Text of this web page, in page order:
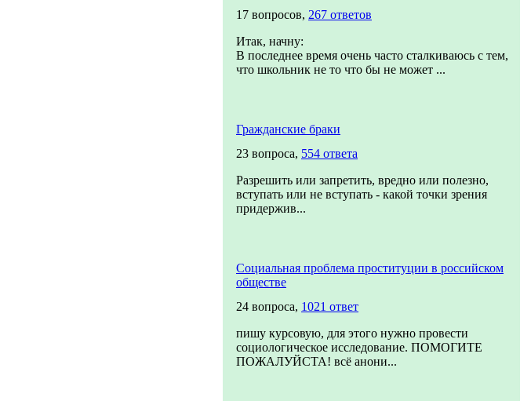
17 вопросов, 267 ответов
Итак, начну:
В последнее время очень часто сталкиваюсь с тем,
что школьник не то что бы не может ...
Гражданские браки
23 вопроса, 554 ответа
Разрешить или запретить, вредно или полезно,
вступать или не вступать - какой точки зрения
придержив...
Социальная проблема проституции в российском
обществе
24 вопроса, 1021 ответ
пишу курсовую, для этого нужно провести
социологическое исследование. ПОМОГИТЕ
ПОЖАЛУЙСТА! всё анони...